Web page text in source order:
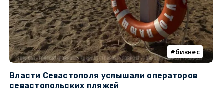
бизнес
Власти Севастополя услышали операторов
севастопольских пляжей